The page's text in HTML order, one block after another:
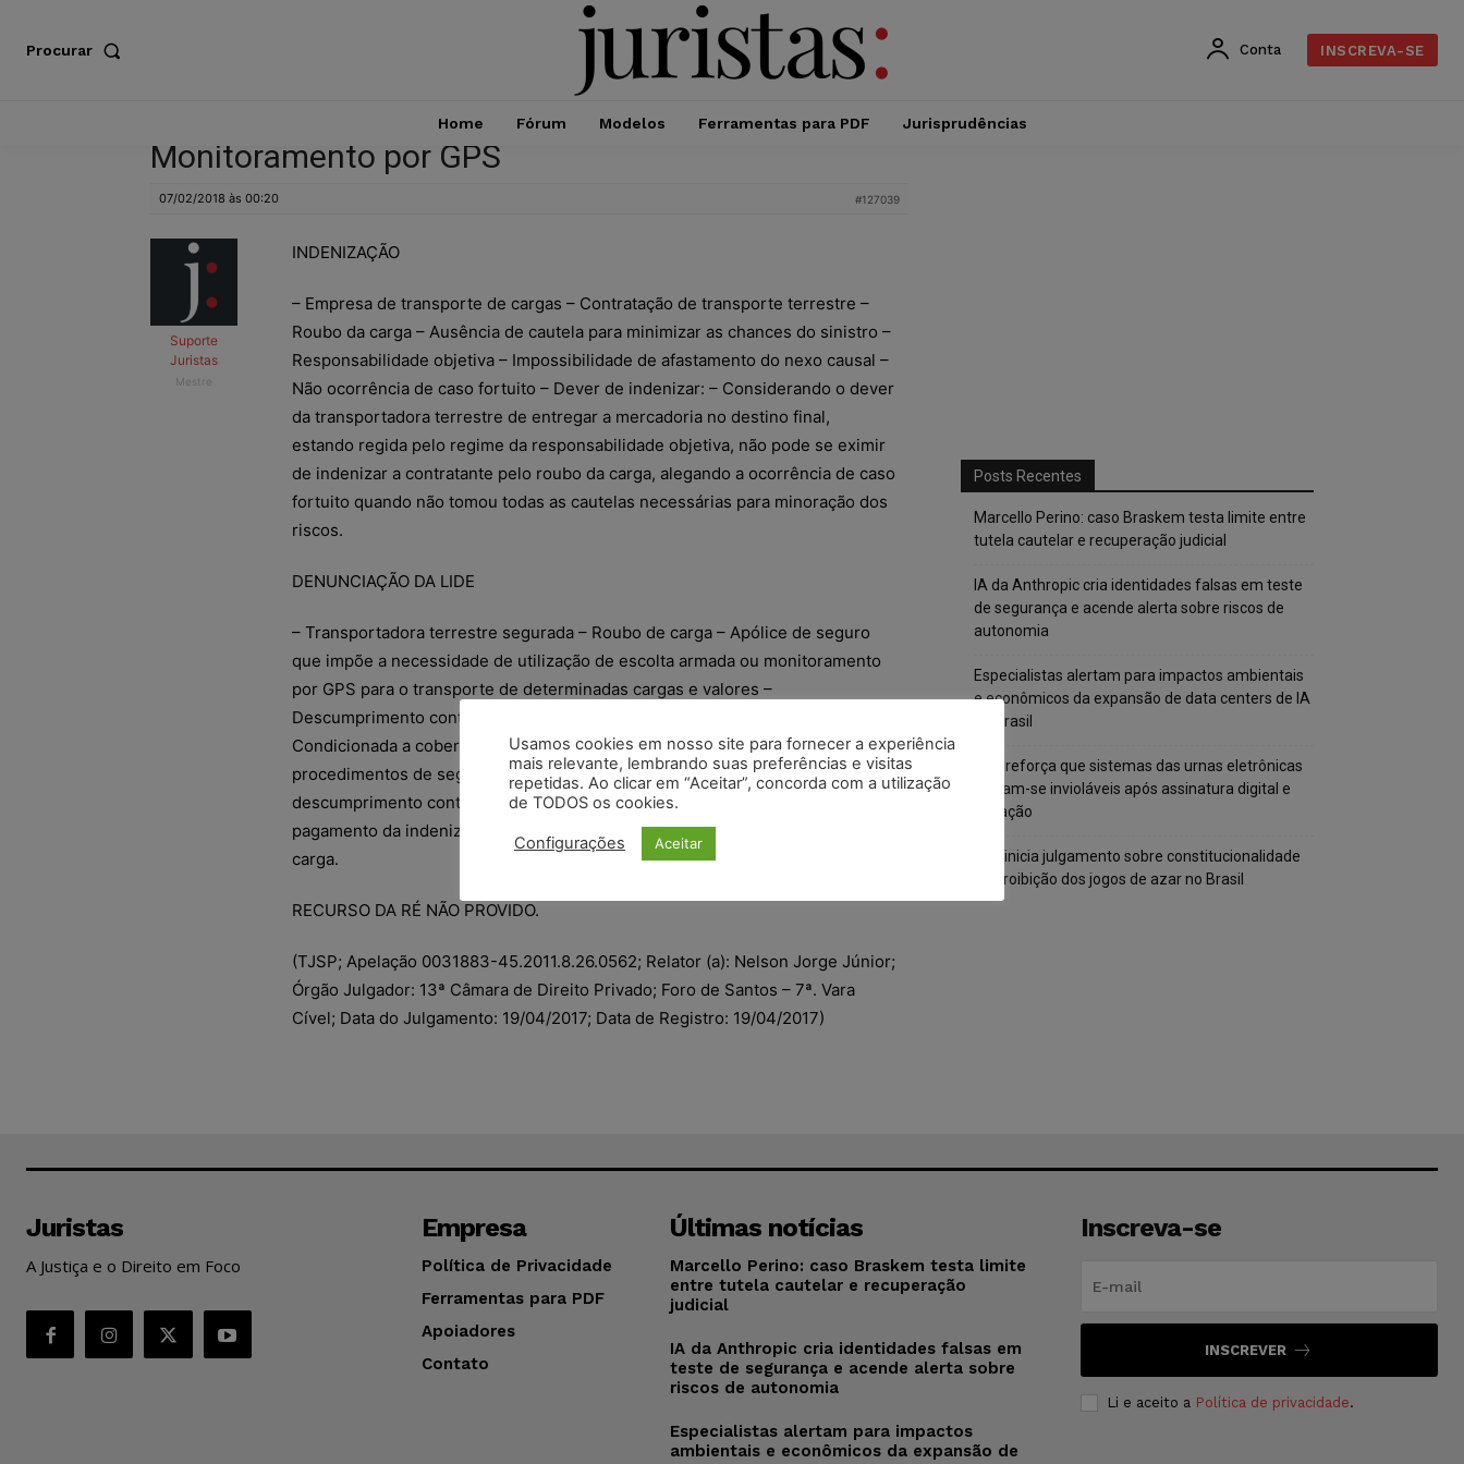
Procurar Conta INSCREVA-SE
Home Fórum Modelos Ferramentas para PDF Jurisprudências
Monitoramento por GPS
07/02/2018 às 00:20 #127039
Suporte
Juristas
Mestre
INDENIZAÇÃO
– Empresa de transporte de cargas – Contratação de transporte terrestre –
Roubo da carga – Ausência de cautela para minimizar as chances do sinistro –
Responsabilidade objetiva – Impossibilidade de afastamento do nexo causal –
Não ocorrência de caso fortuito – Dever de indenizar: – Considerando o dever
da transportadora terrestre de entregar a mercadoria no destino final,
estando regida pelo regime da responsabilidade objetiva, não pode se eximir
de indenizar a contratante pelo roubo da carga, alegando a ocorrência de caso
fortuito quando não tomou todas as cautelas necessárias para minoração dos
riscos.
DENUNCIAÇÃO DA LIDE
– Transportadora terrestre segurada – Roubo de carga – Apólice de seguro
que impõe a necessidade de utilização de escolta armada ou monitoramento
por GPS para o transporte de determinadas cargas e valores –
Descumprimento contratual – Dever de ressarcir – Impossibilidade: –
Condicionada a cobertura securitária ao cumprimento de determinados
procedimentos de segurança, a fim de minimizar os riscos, havendo
descumprimento contratual pela transportadora, fica afastado o dever de
pagamento da indenização decorrente do sinistro ocasionado pelo roubo da
carga.
RECURSO DA RÉ NÃO PROVIDO.
(TJSP; Apelação 0031883-45.2011.8.26.0562; Relator (a): Nelson Jorge Júnior;
Órgão Julgador: 13ª Câmara de Direito Privado; Foro de Santos – 7ª. Vara
Cível; Data do Julgamento: 19/04/2017; Data de Registro: 19/04/2017)
Posts Recentes
Marcello Perino: caso Braskem testa limite entre
tutela cautelar e recuperação judicial
IA da Anthropic cria identidades falsas em teste
de segurança e acende alerta sobre riscos de
autonomia
Especialistas alertam para impactos ambientais
e econômicos da expansão de data centers de IA
no Brasil
TSE reforça que sistemas das urnas eletrônicas
tornam-se invioláveis após assinatura digital e
lacração
STF inicia julgamento sobre constitucionalidade
da proibição dos jogos de azar no Brasil
Juristas
A Justiça e o Direito em Foco
Empresa
Política de Privacidade
Ferramentas para PDF
Apoiadores
Contato
Últimas notícias
Marcello Perino: caso Braskem testa limite
entre tutela cautelar e recuperação
judicial
IA da Anthropic cria identidades falsas em
teste de segurança e acende alerta sobre
riscos de autonomia
Especialistas alertam para impactos
ambientais e econômicos da expansão de
Inscreva-se
INSCREVER
Li e aceito a Política de privacidade.
Usamos cookies em nosso site para fornecer a experiência
mais relevante, lembrando suas preferências e visitas
repetidas. Ao clicar em “Aceitar”, concorda com a utilização
de TODOS os cookies.
Configurações Aceitar